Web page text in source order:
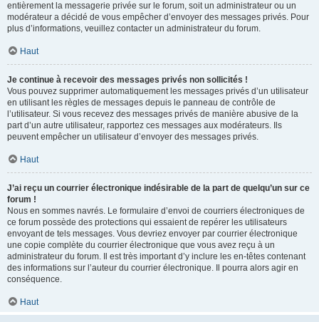
entièrement la messagerie privée sur le forum, soit un administrateur ou un
modérateur a décidé de vous empêcher d’envoyer des messages privés. Pour
plus d’informations, veuillez contacter un administrateur du forum.
Haut
Je continue à recevoir des messages privés non sollicités !
Vous pouvez supprimer automatiquement les messages privés d’un utilisateur
en utilisant les règles de messages depuis le panneau de contrôle de
l’utilisateur. Si vous recevez des messages privés de manière abusive de la
part d’un autre utilisateur, rapportez ces messages aux modérateurs. Ils
peuvent empêcher un utilisateur d’envoyer des messages privés.
Haut
J’ai reçu un courrier électronique indésirable de la part de quelqu’un sur ce
forum !
Nous en sommes navrés. Le formulaire d’envoi de courriers électroniques de
ce forum possède des protections qui essaient de repérer les utilisateurs
envoyant de tels messages. Vous devriez envoyer par courrier électronique
une copie complète du courrier électronique que vous avez reçu à un
administrateur du forum. Il est très important d’y inclure les en-têtes contenant
des informations sur l’auteur du courrier électronique. Il pourra alors agir en
conséquence.
Haut